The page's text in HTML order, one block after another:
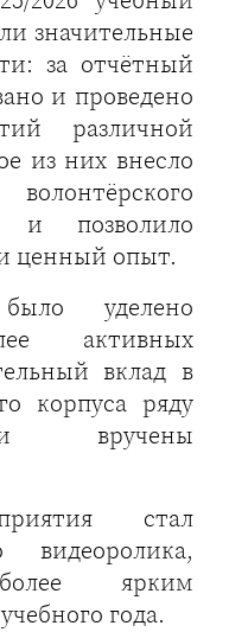
значительные
за отчётный
и проведено
различной
из них внесло
и позволило
ценный опыт.
уделено
активных
вклад в
корпуса ряду
вручены
стал
видеоролика,
ярким
года.